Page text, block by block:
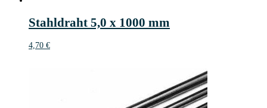
Stahldraht 5,0 x 1000 mm
4,70 €